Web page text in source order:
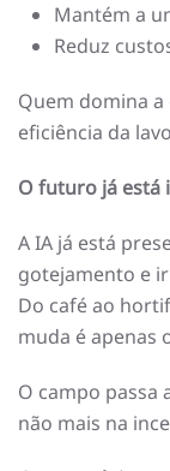
Mantém a
Reduz
Quem domina
eficiência da
O futuro já está
A IA já está
gotejamento e
Do café ao
muda é apenas
O campo
não mais na